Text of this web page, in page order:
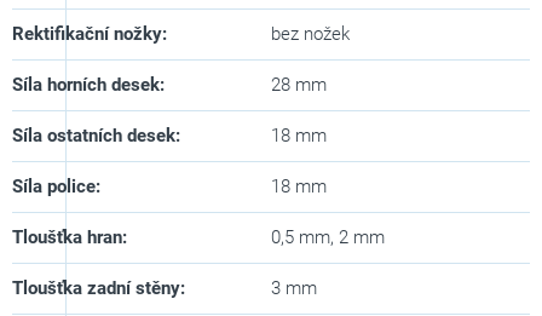
Rektifikační nožky: bez nožek
Síla horních desek: 28 mm
Síla ostatních desek: 18 mm
Síla police: 18 mm
Tloušťka hran: 0,5 mm, 2 mm
Tloušťka zadní stěny: 3 mm